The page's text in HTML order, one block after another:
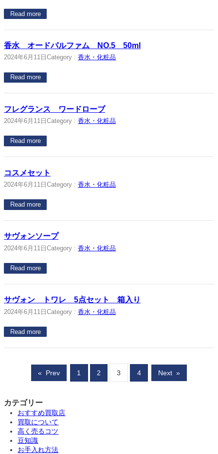
Read more
香水 オードパルファム NO.5 50ml
2024年6月11日 Category : 香水・化粧品
Read more
フレグランス ワードローブ
2024年6月11日 Category : 香水・化粧品
Read more
コスメセット
2024年6月11日 Category : 香水・化粧品
Read more
サヴォンソープ
2024年6月11日 Category : 香水・化粧品
Read more
サヴォン トワレ 5点セット 箱入り
2024年6月11日 Category : 香水・化粧品
Read more
« Prev 1 2 3 4 Next »
カテゴリー
おすすめ買取店
買取について
高く売るコツ
豆知識
お手入れ方法